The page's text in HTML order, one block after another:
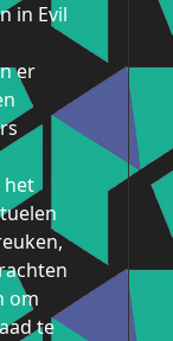
in Evil
er
het
om
te